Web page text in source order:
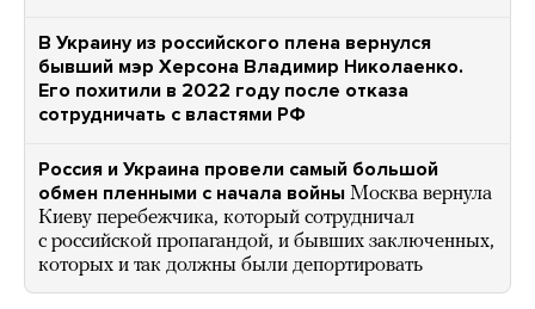
В Украину из российского плена вернулся
бывший мэр Херсона Владимир Николаенко.
Его похитили в 2022 году после отказа
сотрудничать с властями РФ
Россия и Украина провели самый большой
обмен пленными с начала войны Москва вернула
Киеву перебежчика, который сотрудничал
с российской пропагандой, и бывших заключенных,
которых и так должны были депортировать